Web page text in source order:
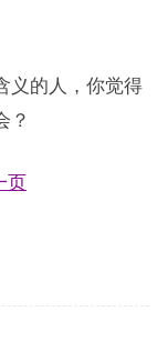
义的人，你觉得
？
页